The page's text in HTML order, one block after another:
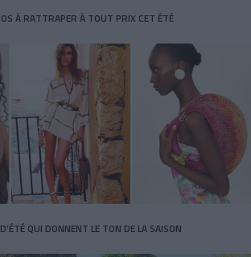
À RATTRAPER À TOUT PRIX CET ÉTÉ
QUI DONNENT LE TON DE LA SAISON